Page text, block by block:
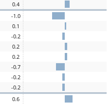
0.4
-1.0
0.1
-0.2
0.2
0.2
-0.7
-0.2
-0.2
0.6